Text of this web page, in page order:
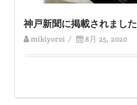
神戸新聞に掲載されました
mikiyoroi / 8月 25, 2020